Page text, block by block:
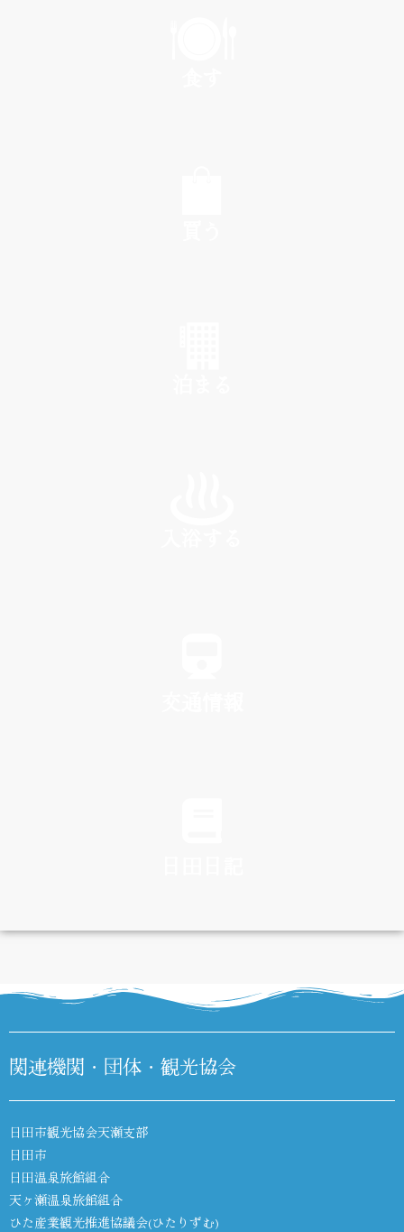
DIARY
関連機関・団体・観光協会
日田市観光協会天瀬支部
日田市
日田温泉旅館組合
天ヶ瀬温泉旅館組合
ひた産業観光推進協議会(ひたりずむ)